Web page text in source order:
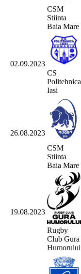
CSM
Stiinta
Baia Mare
02.09.2023
CS
Politehnica
Iasi
26.08.2023
CSM
Stiinta
Baia Mare
19.08.2023
Rugby
Club Gura
Humorului